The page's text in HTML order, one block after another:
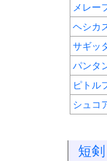
メレー
ヘシカ
サギッ
パンタ
ピトル
シュコ
短剣